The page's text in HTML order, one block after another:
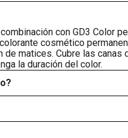
con GD3 Color
cosmético
de matices. Cubre las canas
la duración del color.